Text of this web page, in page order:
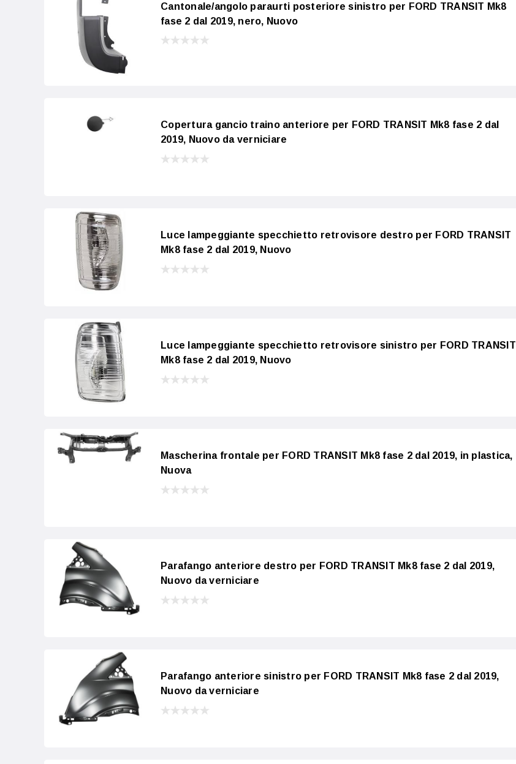
Cantonale/angolo paraurti posteriore sinistro per FORD TRANSIT Mk8
fase 2 dal 2019, nero, Nuovo
Copertura gancio traino anteriore per FORD TRANSIT Mk8 fase 2 dal
2019, Nuovo da verniciare
Luce lampeggiante specchietto retrovisore destro per FORD TRANSIT
Mk8 fase 2 dal 2019, Nuovo
Luce lampeggiante specchietto retrovisore sinistro per FORD TRANSIT
Mk8 fase 2 dal 2019, Nuovo
Mascherina frontale per FORD TRANSIT Mk8 fase 2 dal 2019, in plastica,
Nuova
Parafango anteriore destro per FORD TRANSIT Mk8 fase 2 dal 2019,
Nuovo da verniciare
Parafango anteriore sinistro per FORD TRANSIT Mk8 fase 2 dal 2019,
Nuovo da verniciare